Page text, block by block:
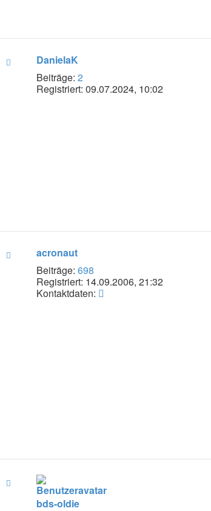
DanielaK
Beiträge: 2
Registriert: 09.07.2024, 10:02
acronaut
Beiträge: 698
Registriert: 14.09.2006, 21:32
Kontaktdaten:
bds-oldie